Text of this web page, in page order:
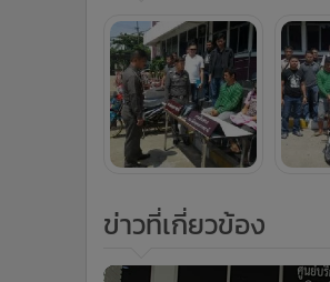
ข่าวที่เกี่ยวข้อง